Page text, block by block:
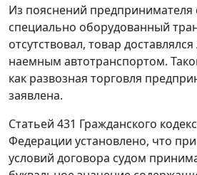
Из пояснений предпринимателя
специально оборудованный
отсутствовал, товар
наемным автотранспортом.
как развозная торговля
заявлена.
Статьей 431 Гражданского
Федерации установлено, что
условий договора судом